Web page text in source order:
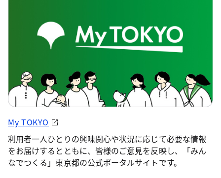
My TOKYO
利用者一人ひとりの興味関心や状況に応じて必要な情報
をお届けするとともに、皆様のご意見を反映し、「みん
なでつくる」東京都の公式ポータルサイトです。